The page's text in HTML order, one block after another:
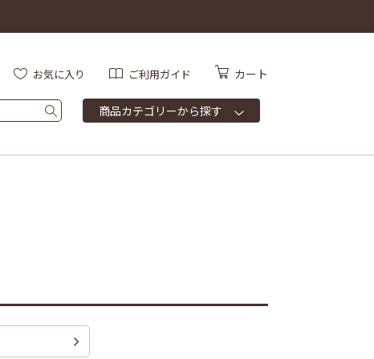
お気に入り ご利用ガイド カート
商品カテゴリーから探す